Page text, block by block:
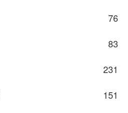
76
83
231
151